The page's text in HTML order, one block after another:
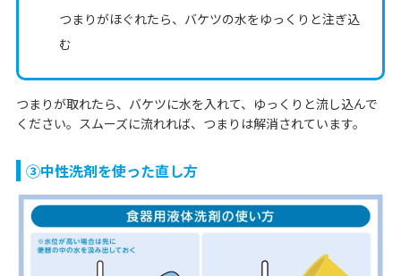
つまりがほぐれたら、バケツの水をゆっくりと注ぎ込
む
つまりが取れたら、バケツに水を入れて、ゆっくりと流し込んで
ください。スムーズに流れれば、つまりは解消されています。
③中性洗剤を使った直し方